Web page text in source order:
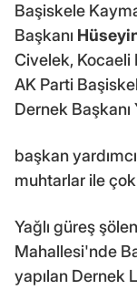
Başiskele
Başkanı
Civelek, Kocaeli
AK Parti
Dernek Başkanı
başkan
muhtarlar ile çok
Yağlı güreş
Mahallesi'nde
yapılan Dernek